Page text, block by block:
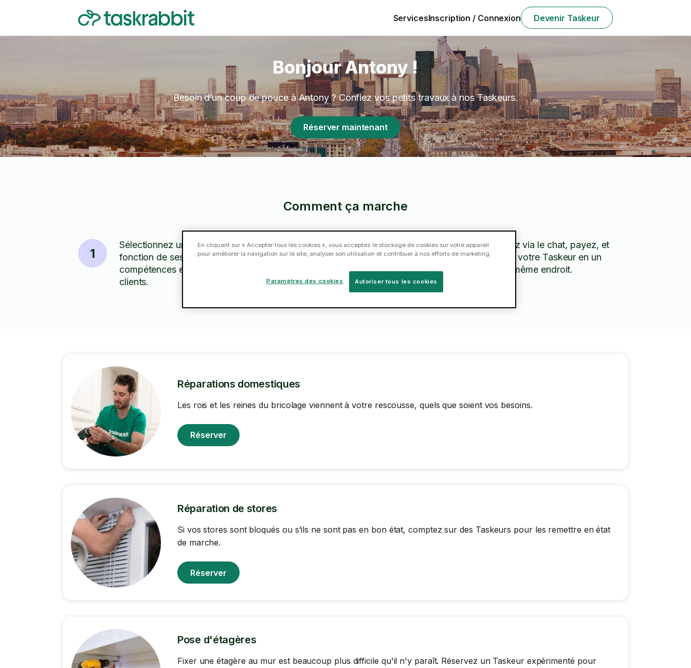
ServicesInscription / Connexion Devenir Taskeur
Bonjour Antony !
Besoin d’un coup de pouce à Antony ? Confiez vos petits travaux à nos Taskeurs.
Réserver maintenant
Comment ça marche
1
Sélectionnez un Taskeur en
fonction de ses tarifs,
compétences et des avis
clients.
2
Réservez un Taskeur dès
aujourd'hui.
3
Discutez via le chat, payez, et
évaluez votre Taskeur en un
seul et même endroit.
Réparations domestiques
Les rois et les reines du bricolage viennent à votre rescousse, quels que soient vos besoins.
Réserver
Réparation de stores
Si vos stores sont bloqués ou s’ils ne sont pas en bon état, comptez sur des Taskeurs pour les remettre en état
de marche.
Réserver
Pose d'étagères
Fixer une étagère au mur est beaucoup plus difficile qu'il n'y paraît. Réservez un Taskeur expérimenté pour
En cliquant sur « Accepter tous les cookies », vous acceptez le stockage de cookies sur votre appareil
pour améliorer la navigation sur le site, analyser son utilisation et contribuer à nos efforts de marketing.
Autoriser tous les cookies
Paramètres des cookies